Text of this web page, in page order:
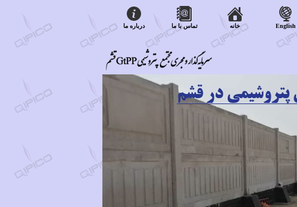
درباره ما تماس با ما خانه English